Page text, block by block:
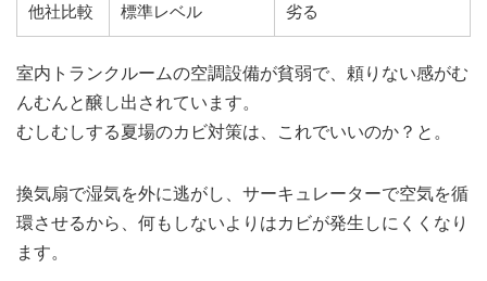
他社比較 標準レベル 劣る
室内トランクルームの空調設備が貧弱で、頼りない感がむ
んむんと醸し出されています。
むしむしする夏場のカビ対策は、これでいいのか？と。
換気扇で湿気を外に逃がし、サーキュレーターで空気を循
環させるから、何もしないよりはカビが発生しにくくなり
ます。